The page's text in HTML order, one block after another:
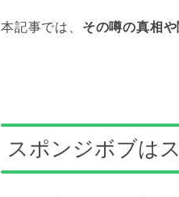
本記事では、 その噂の真相
スポンジボブは